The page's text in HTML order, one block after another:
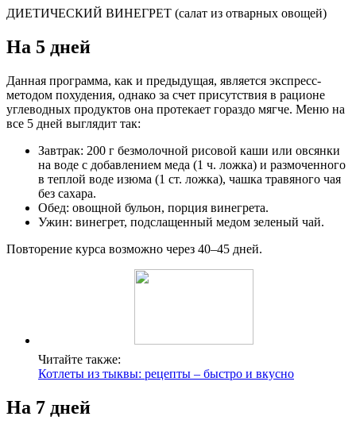
ДИЕТИЧЕСКИЙ ВИНЕГРЕТ (салат из отварных овощей)
На 5 дней
Данная программа, как и предыдущая, является экспресс-
методом похудения, однако за счет присутствия в рационе
углеводных продуктов она протекает гораздо мягче. Меню на
все 5 дней выглядит так:
Завтрак: 200 г безмолочной рисовой каши или овсянки
на воде с добавлением меда (1 ч. ложка) и размоченного
в теплой воде изюма (1 ст. ложка), чашка травяного чая
без сахара.
Обед: овощной бульон, порция винегрета.
Ужин: винегрет, подслащенный медом зеленый чай.
Повторение курса возможно через 40–45 дней.
Читайте также:
Котлеты из тыквы: рецепты – быстро и вкусно
На 7 дней